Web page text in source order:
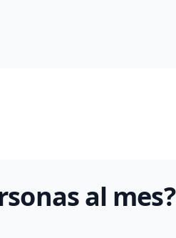
al mes?